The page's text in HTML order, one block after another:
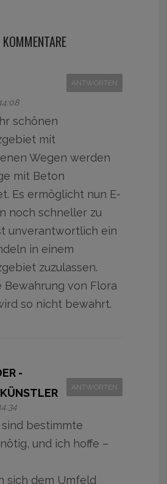
ANTWORTEN
schönen
mit
Wegen werden
mit Beton
Es ermöglicht nun E-
noch schneller zu
unverantwortlich ein
in einem
zuzulassen.
Bewahrung von Flora
so nicht bewahrt.
-
ANTWORTEN
bestimmte
und ich hoffe –
sich dem Umfeld